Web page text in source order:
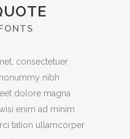
consectetuer
nibh
dolore magna
enim ad minim
tation ullamcorper